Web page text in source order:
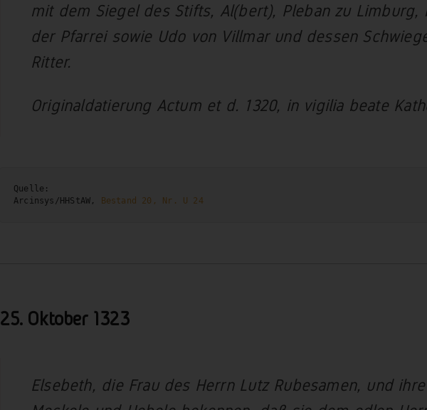
mit dem Siegel des Stifts, Al(bert), Pleban zu Limburg,
der Pfarrei sowie Udo von Villmar und dessen
Ritter.
Originaldatierung Actum et d. 1320, in vigilia beate
Quelle:
Arcinsys/HHStAW,
Bestand 20, Nr. U 24
25. Oktober 1323
Elsebeth, die Frau des Herrn Lutz Rubesamen, und